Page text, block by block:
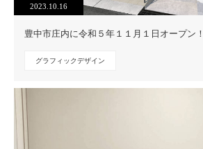
2023.10.16
豊中市庄内に令和５年１１月１日オープン
グラフィックデザイン